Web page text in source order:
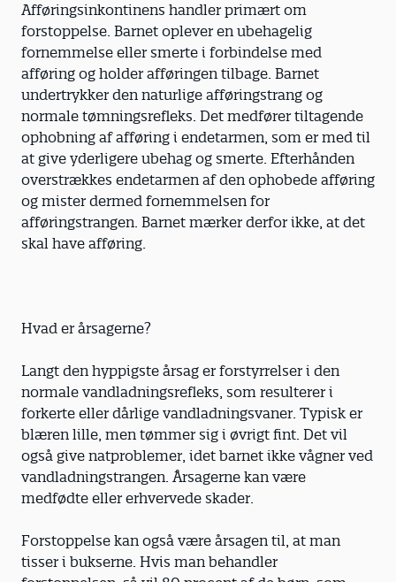
Afføringsinkontinens handler primært om
forstoppelse. Barnet oplever en ubehagelig
fornemmelse eller smerte i forbindelse med
afføring og holder afføringen tilbage. Barnet
undertrykker den naturlige afføringstrang og
normale tømningsrefleks. Det medfører tiltagende
ophobning af afføring i endetarmen, som er med til
at give yderligere ubehag og smerte. Efterhånden
overstrækkes endetarmen af den ophobede afføring
og mister dermed fornemmelsen for
afføringstrangen. Barnet mærker derfor ikke, at det
skal have afføring.
Hvad er årsagerne?
Langt den hyppigste årsag er forstyrrelser i den
normale vandladningsrefleks, som resulterer i
forkerte eller dårlige vandladningsvaner. Typisk er
blæren lille, men tømmer sig i øvrigt fint. Det vil
også give natproblemer, idet barnet ikke vågner ved
vandladningstrangen. Årsagerne kan være
medfødte eller erhvervede skader.
Forstoppelse kan også være årsagen til, at man
tisser i bukserne. Hvis man behandler